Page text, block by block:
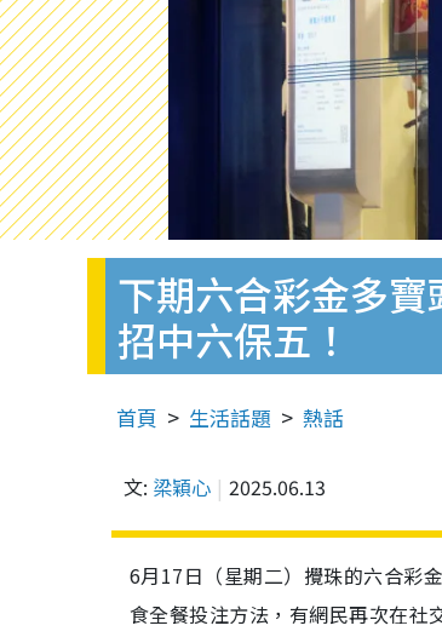
下期六合彩金多
招中六保五！
首頁 生活話題 熱話
文: 梁穎心 2025.06.13
6月17日（星期二）攪珠的六合彩
食全餐投注方法，有網民再次在社